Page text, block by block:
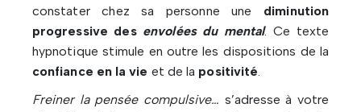
constater chez sa personne une diminution
progressive des envolées du mental. Ce texte
hypnotique stimule en outre les dispositions de la
confiance en la vie et de la positivité.
Freiner la pensée compulsive… s’adresse à votre